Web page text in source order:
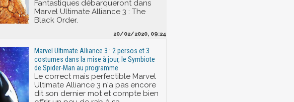
Fantastiques débarqueront dans
Marvel Ultimate Alliance 3 : The
Black Order.
20/02/2020, 09:24
Marvel Ultimate Alliance 3 : 2 persos et 3
costumes dans la mise à jour, le Symbiote
de Spider-Man au programme
Le correct mais perfectible Marvel
Ultimate Alliance 3 n'a pas encore
dit son dernier mot et compte bien